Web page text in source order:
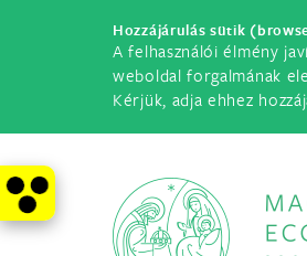
Hozzájárulás sütik
A felhasználói élmény
weboldal forgalmának
Kérjük, adja ehhez